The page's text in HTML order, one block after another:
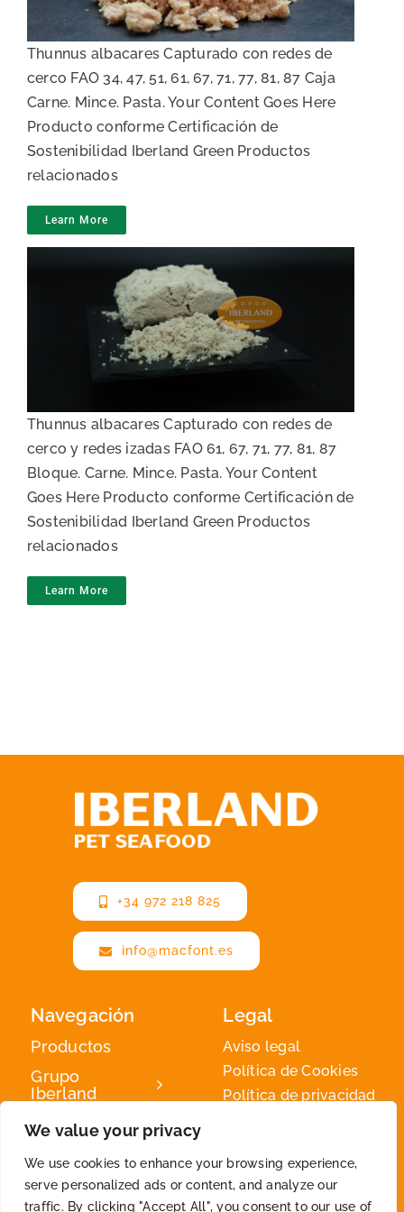
We value your privacy
We use cookies to enhance your browsing experience,
serve personalized ads or content, and analyze our
traffic. By clicking "Accept All", you consent to our use of
Thunnus albacares Capturado con redes de
cerco FAO 34, 47, 51, 61, 67, 71, 77, 81, 87 Caja
Carne. Mince. Pasta. Your Content Goes Here
Producto conforme Certificación de
Sostenibilidad Iberland Green Productos
relacionados
Learn More
Pasta de atún
Thunnus albacares Capturado con redes de
cerco y redes izadas FAO 61, 67, 71, 77, 81, 87
Bloque. Carne. Mince. Pasta. Your Content
Goes Here Producto conforme Certificación de
Sostenibilidad Iberland Green Productos
relacionados
Learn More
+34 972 218 825
info@macfont.es
Navegación
Productos
Grupo
Iberland
Iberland
Green
Contacto
Legal
Aviso legal
Política de Cookies
Política de privacidad